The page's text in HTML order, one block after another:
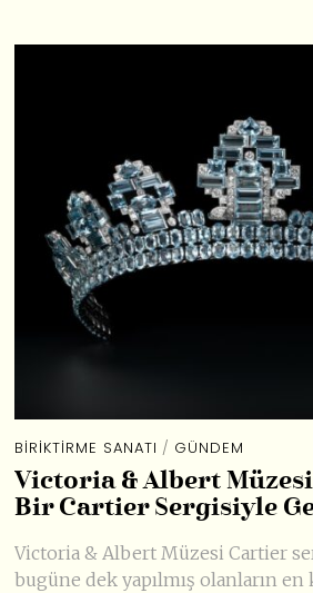
BIRIKTIRME SANATI / GÜNDEM
Victoria & Albert
Bir Cartier Sergisiyle
Victoria & Albert Müzesi Cartier
bugüne dek yapılmış olanların en